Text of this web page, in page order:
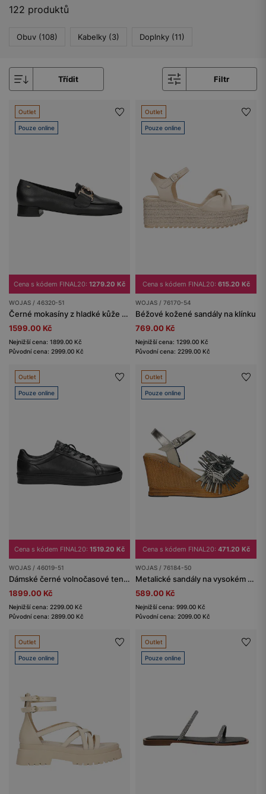
122 produktů
Obuv (108) Kabelky (3) Doplnky (11)
Třídit Filtr
Outlet
Pouze online
Cena s kódem FINAL20: 1279.20 Kč
WOJAS / 46320-51
Černé mokasíny z hladké kůže se zlatou ozdobou
1599.00 Kč
Nejnižší cena: 1899.00 Kč
Původní cena: 2999.00 Kč
Outlet
Pouze online
Cena s kódem FINAL20: 615.20 Kč
WOJAS / 76170-54
Béžové kožené sandály na klínku
769.00 Kč
Nejnižší cena: 1299.00 Kč
Původní cena: 2299.00 Kč
Outlet
Pouze online
Cena s kódem FINAL20: 1519.20 Kč
WOJAS / 46019-51
Dámské černé volnočasové tenisky
1899.00 Kč
Nejnižší cena: 2299.00 Kč
Původní cena: 2899.00 Kč
Outlet
Pouze online
Cena s kódem FINAL20: 471.20 Kč
WOJAS / 76184-50
Metalické sandály na vysokém klínu s ozdobou na řemínku
589.00 Kč
Nejnižší cena: 999.00 Kč
Původní cena: 2099.00 Kč
Outlet
Pouze online
Outlet
Pouze online